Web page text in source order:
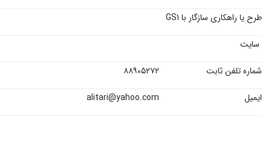
طرح یا راهکاری سازگار با GS1
سایت
شماره تلفن ثابت
۸۸۹۰۵۲۷۲
ایمیل
alitari@yahoo.com